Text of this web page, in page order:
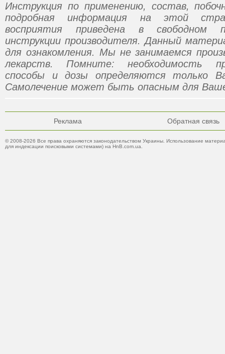
Инструкция по применению, состав,
подробная информация на этой
восприятия приведена в свободном
инструкции производителя. Данный
для ознакомления. Мы не занимаемся
лекарств. Помните: необходимость
способы и дозы определяются только
Самолечение может быть опасным для
Реклама Обратная связь
© 2008-2026 Все права охраняются законодательством Украины. Использование
для индексации поисковыми системами) на HnB.com.ua.